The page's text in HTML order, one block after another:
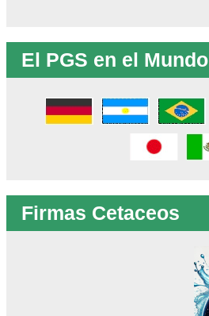
El PGS en el Mundo
Firmas Cetaceos